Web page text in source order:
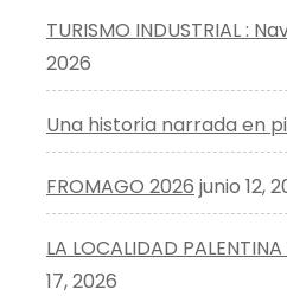
TURISMO INDUSTRIAL :
2026
Una historia narrada en
FROMAGO 2026 junio 12,
LA LOCALIDAD
17, 2026